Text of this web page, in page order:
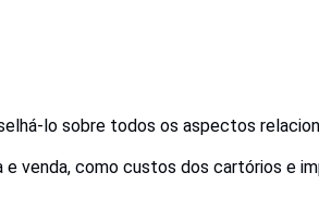
lo sobre todos os aspectos
e venda, como custos dos cartórios e